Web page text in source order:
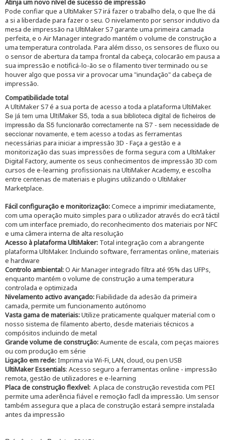
Atinja um novo nível de sucesso de impressão
Pode confiar que a UltiMaker S7 irá fazer o trabalho dela, o que lhe dá
a si a liberdade para fazer o seu. O nivelamento por sensor indutivo da
mesa de impressão na UltiMaker S7 garante uma primeira camada
perfeita, e o Air Manager integrado mantém o volume de construção a
uma temperatura controlada. Para além disso, os sensores de fluxo ou
o sensor de abertura da tampa frontal da cabeça, colocarão em pausa a
sua impressão e notificá-lo-ão se o filamento tiver terminado ou se
houver algo que possa vir a provocar uma "inundação" da cabeça de
impressão.
Compatibilidade total
A UltiMaker S7 é a sua porta de acesso a toda a plataforma UltiMaker.
Se já tem uma UltiMaker S5, toda a sua biblioteca digital de ficheiros de
impressão da S5 funcionarão correctamente na S7 - sem necessidade de
seccionar novamente, e tem acesso a todas as ferramentas
necessárias para iniciar a impressão 3D - Faça a gestão e a
monitorização das suas impressões de forma segura com a UltiMaker
Digital Factory, aumente os seus conhecimentos de impressão 3D com
cursos de e-learning profissionais na UltiMaker Academy, e escolha
entre centenas de materiais e plugins utilizando o UltiMaker
Marketplace.
Fácil configuração e monitorização:Comece a imprimir imediatamente,
com uma operação muito simples para o utilizador através do ecrã táctil
com um interface premiado, do reconhecimento dos materiais por NFC
e uma câmera interna de alta resolução
Acesso à plataforma UltiMaker: Total integração com a abrangente
plataforma UltiMaker. Incluindo software, ferramentas online, materiais
e hardware
Controlo ambiental:O Air Manager integrado filtra até 95% das UFPs,
enquanto mantém o volume de construção a uma temperatura
controlada e optimizada
Nivelamento activo avançado:Fiabilidade da adesão da primeira
camada, permite um funcionamento autónomo
Vasta gama de materiais:Utilize praticamente qualquer material com o
nosso sistema de filamento aberto, desde materiais técnicos a
compósitos incluindo de metal
Grande volume de construção:Aumente de escala, com peças maiores
ou com produção em série
Ligação em rede:Imprima via Wi-Fi, LAN, cloud, ou pen USB
UltiMaker Essentials: Acesso seguro a ferramentas online - impressão
remota, gestão de utilizadores e e-learning
Placa de construção flexível: A placa de construção revestida com PEI
permite uma aderência fiável e remoção facll da impressão. Um sensor
também assegura que a placa de construção estará sempre instalada
antes da impressão